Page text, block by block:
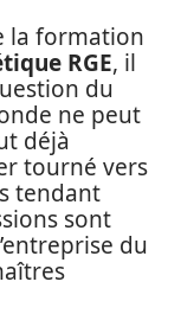
la formation
RGE, il
du
ne peut
déjà
tourné vers
tendant
sont
du